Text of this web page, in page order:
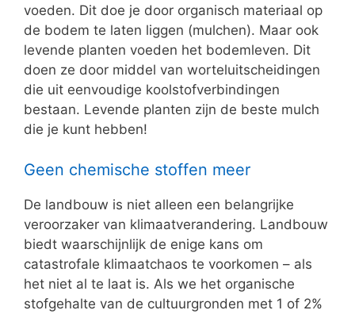
voeden. Dit doe je door organisch materiaal op
de bodem te laten liggen (mulchen). Maar ook
levende planten voeden het bodemleven. Dit
doen ze door middel van worteluitscheidingen
die uit eenvoudige koolstofverbindingen
bestaan. Levende planten zijn de beste mulch
die je kunt hebben!
Geen chemische stoffen meer
De landbouw is niet alleen een belangrijke
veroorzaker van klimaatverandering. Landbouw
biedt waarschijnlijk de enige kans om
catastrofale klimaatchaos te voorkomen – als
het niet al te laat is. Als we het organische
stofgehalte van de cultuurgronden met 1 of 2%